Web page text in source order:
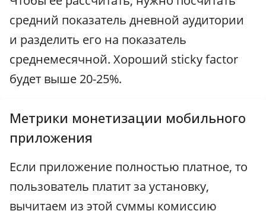
средний показатель дневной аудитории
и разделить его на показатель
среднемесячной. Хороший sticky factor
будет выше 20-25%.
Метрики монетизации мобильного
приложения
Если приложение полностью платное, то
пользователь платит за установку,
вычитаем из этой суммы комиссию